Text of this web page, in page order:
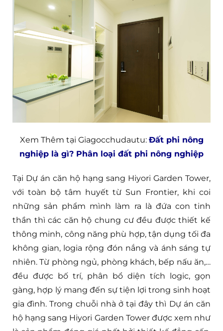
Xem Thêm tại Giagocchudautu: Đất phi nông
nghiệp là gì? Phân loại đất phi nông nghiệp
Tại Dự án căn hộ hạng sang Hiyori Garden Tower,
với toàn bộ tâm huyết từ Sun Frontier, khi coi
những sản phẩm mình làm ra là đứa con tinh
thần thì các căn hộ chung cư đều được thiết kế
thông minh, công năng phù hợp, tận dụng tối đa
không gian, logia rộng đón nắng và ánh sáng tự
nhiên. Từ phòng ngủ, phòng khách, bếp nấu ăn,…
đều được bố trí, phân bổ diện tích logic, gọn
gàng, hợp lý mang đến sự tiện lợi trong sinh hoạt
gia đình. Trong chuỗi nhà ở tại đây thì Dự án căn
hộ hạng sang Hiyori Garden Tower được xem như